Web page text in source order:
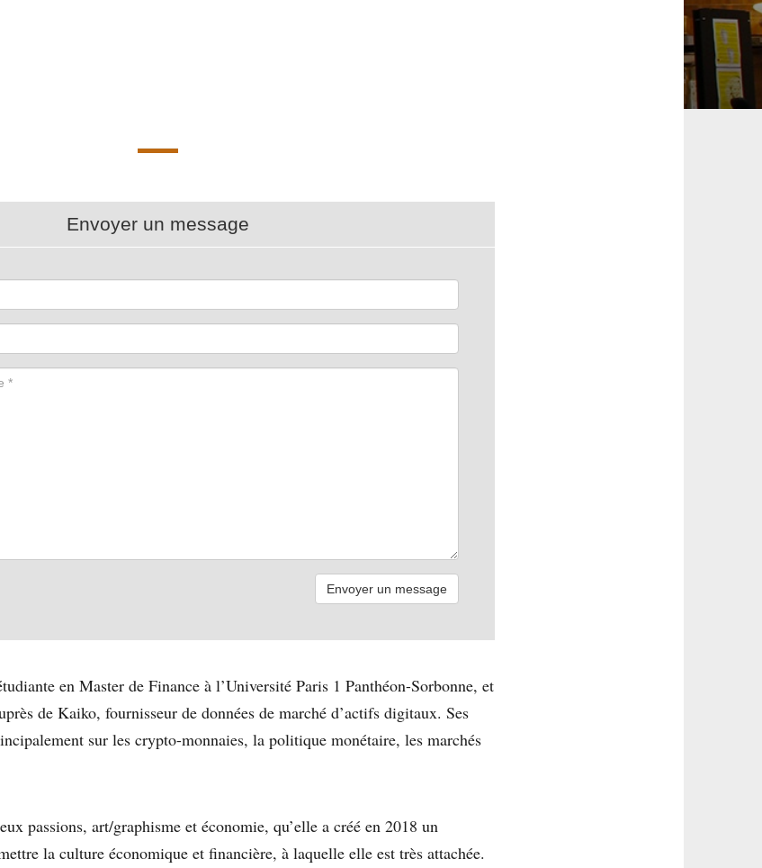
Envoyer un message
en Master de Finance à l’Université Paris 1 Panthéon-Sorbonne, et
de Kaiko, fournisseur de données de marché d’actifs digitaux. Ses
sur les crypto-monnaies, la politique monétaire, les marchés
passions, art/graphisme et économie, qu’elle a créé en 2018 un
la culture économique et financière, à laquelle elle est très attachée.